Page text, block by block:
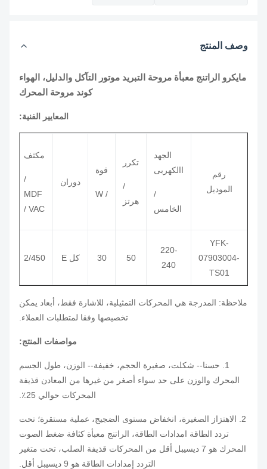
وصف المنتج
مايكرو الراتنج معبأة مروحة التبريد موتور التآكل والدليل، الهواء
كوند مروحة المحرك
المعايير الفنية:
الموديل
االكهربى
الخامس
قوة
دوران
مكثف
/ VAC
07903004-
كل E 2/450
ملاحظة: المدرجة هي المحركات التمثيلية، للاشارة فقط، أبعاد يمكن
تخصيصها وفقا لمتطلبات العملاء.
مواصفات المنتج:
1. حسنا-- شكلت، صغيرة الحجم، خفيفة-- الوزن، طول الجسم
المحرك والوزن على حد سواء أصغر من غيرها من المعادن قذيفة
المحركات حوالي 25٪.
تحت
تردد الطاقة امدادات الطاقة، الراتنج معبأة كثافة ضغط الصوت
المحرك هو 7 ديسيبل أقل من المحركات قذيفة الصلب، تحت متغير
التردد إمدادات الطاقة هو 9 ديسيبل أقل.